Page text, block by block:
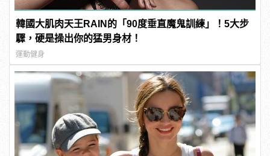
韓國大肌肉天王RAIN的「90度垂直魔鬼訓練」！5大步
驟，硬是操出你的猛男身材！
運動健身